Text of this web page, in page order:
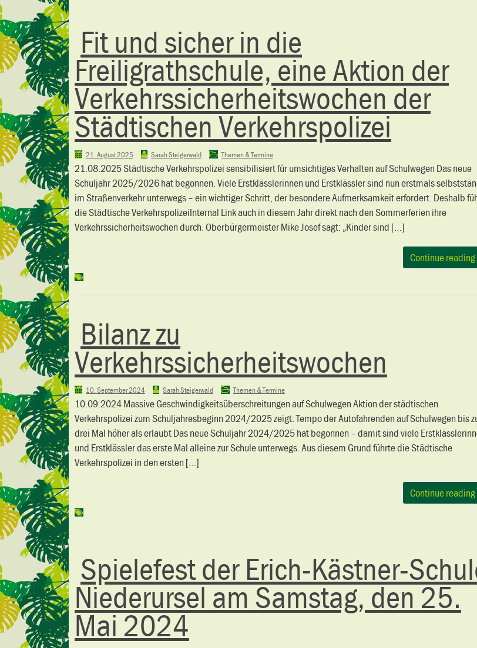
Fit und sicher in die
Freiligrathschule, eine Aktion der
Verkehrssicherheitswochen der
Städtischen Verkehrspolizei
21. August 2025 Sarah Steigerwald Themen & Termine
21.08.2025 Städtische Verkehrspolizei sensibilisiert für umsichtiges Verhalten auf Schulwegen Das neue
Schuljahr 2025/2026 hat begonnen. Viele Erstklässlerinnen und Erstklässler sind nun erstmals
im Straßenverkehr unterwegs – ein wichtiger Schritt, der besondere Aufmerksamkeit erfordert. Deshalb
die Städtische VerkehrspolizeiInternal Link auch in diesem Jahr direkt nach den Sommerferien ihre
Verkehrssicherheitswochen durch. Oberbürgermeister Mike Josef sagt: „Kinder sind […]
Continue reading
Bilanz zu
Verkehrssicherheitswochen
10. September 2024 Sarah Steigerwald Themen & Termine
10.09.2024 Massive Geschwindigkeitsüberschreitungen auf Schulwegen Aktion der städtischen
Verkehrspolizei zum Schuljahresbeginn 2024/2025 zeigt: Tempo der Autofahrenden auf Schulwegen bis
drei Mal höher als erlaubt Das neue Schuljahr 2024/2025 hat begonnen – damit sind viele
und Erstklässler das erste Mal alleine zur Schule unterwegs. Aus diesem Grund führte die Städtische
Verkehrspolizei in den ersten […]
Continue reading
Spielefest der Erich-Kästner-
Niederursel am Samstag, den 25.
Mai 2024